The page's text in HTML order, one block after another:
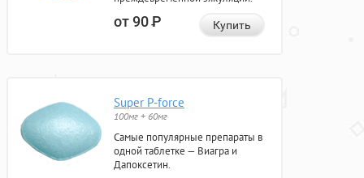
от 90Р Купить
Super P-force
100мг + 60мг
Самые популярные препараты в
одной таблетке — Виагра и
Дапоксетин.